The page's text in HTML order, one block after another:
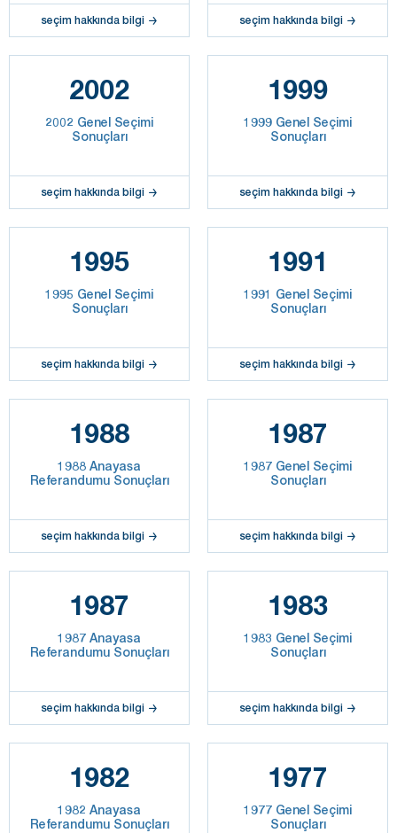
seçim hakkında bilgi seçim hakkında bilgi
2002
2002 Genel Seçimi
Sonuçları
seçim hakkında bilgi
1999
1999 Genel Seçimi
Sonuçları
seçim hakkında bilgi
1995
1995 Genel Seçimi
Sonuçları
seçim hakkında bilgi
1991
1991 Genel Seçimi
Sonuçları
seçim hakkında bilgi
1988
1988 Anayasa
Referandumu Sonuçları
seçim hakkında bilgi
1987
1987 Genel Seçimi
Sonuçları
seçim hakkında bilgi
1987
1987 Anayasa
Referandumu Sonuçları
seçim hakkında bilgi
1983
1983 Genel Seçimi
Sonuçları
seçim hakkında bilgi
1982
1982 Anayasa
Referandumu Sonuçları
1977
1977 Genel Seçimi
Sonuçları